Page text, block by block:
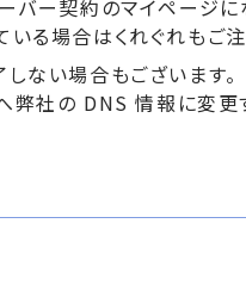
バー契約のマイページに
る場合はくれぐれもご注
ない場合もございます。
社の DNS 情報に変更